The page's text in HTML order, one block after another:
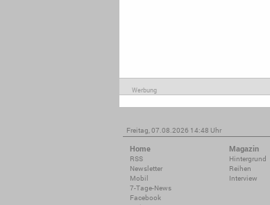
Werbung
Freitag, 07.08.2026 14:48 Uhr
Home
RSS
Newsletter
Mobil
7-Tage-News
Facebook
Magazin
Hintergrund
Reihen
Interview